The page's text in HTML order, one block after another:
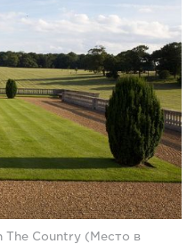
The Country (Место в